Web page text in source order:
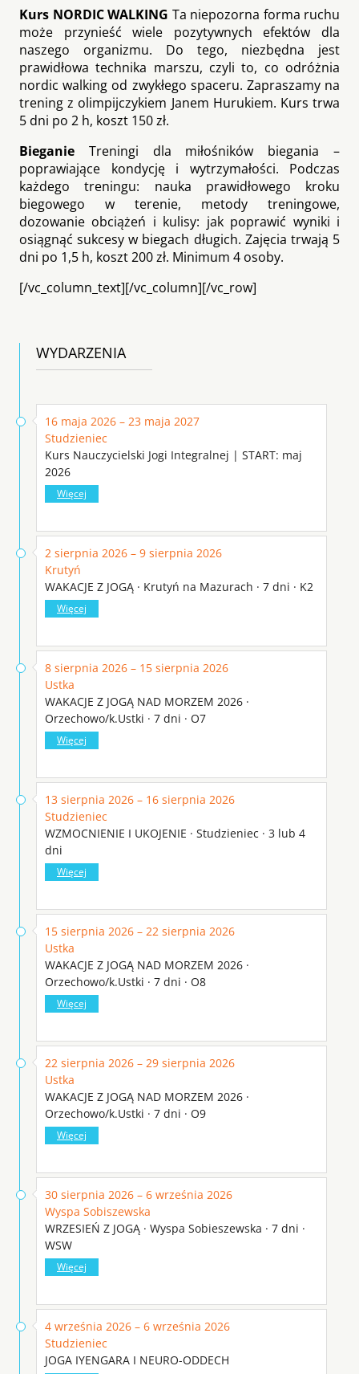
Kurs NORDIC WALKING Ta niepozorna forma ruchu
może przynieść wiele pozytywnych efektów dla
naszego organizmu. Do tego, niezbędna jest
prawidłowa technika marszu, czyli to, co odróżnia
nordic walking od zwykłego spaceru. Zapraszamy na
trening z olimpijczykiem Janem Hurukiem. Kurs trwa
5 dni po 2 h, koszt 150 zł.
Bieganie Treningi dla miłośników biegania –
poprawiające kondycję i wytrzymałości. Podczas
każdego treningu: nauka prawidłowego kroku
biegowego w terenie, metody treningowe,
dozowanie obciążeń i kulisy: jak poprawić wyniki i
osiągnąć sukcesy w biegach długich. Zajęcia trwają 5
dni po 1,5 h, koszt 200 zł. Minimum 4 osoby.
[/vc_column_text][/vc_column][/vc_row]
WYDARZENIA
16 maja 2026 – 23 maja 2027
Studzieniec
Kurs Nauczycielski Jogi Integralnej | START: maj
2026
Więcej
2 sierpnia 2026 – 9 sierpnia 2026
Krutyń
WAKACJE Z JOGĄ · Krutyń na Mazurach · 7 dni · K2
Więcej
8 sierpnia 2026 – 15 sierpnia 2026
Ustka
WAKACJE Z JOGĄ NAD MORZEM 2026 ·
Orzechowo/k.Ustki · 7 dni · O7
Więcej
13 sierpnia 2026 – 16 sierpnia 2026
Studzieniec
WZMOCNIENIE I UKOJENIE · Studzieniec · 3 lub 4
dni
Więcej
15 sierpnia 2026 – 22 sierpnia 2026
Ustka
WAKACJE Z JOGĄ NAD MORZEM 2026 ·
Orzechowo/k.Ustki · 7 dni · O8
Więcej
22 sierpnia 2026 – 29 sierpnia 2026
Ustka
WAKACJE Z JOGĄ NAD MORZEM 2026 ·
Orzechowo/k.Ustki · 7 dni · O9
Więcej
30 sierpnia 2026 – 6 września 2026
Wyspa Sobiszewska
WRZESIEŃ Z JOGĄ · Wyspa Sobieszewska · 7 dni ·
WSW
Więcej
4 września 2026 – 6 września 2026
Studzieniec
JOGA IYENGARA I NEURO-ODDECH